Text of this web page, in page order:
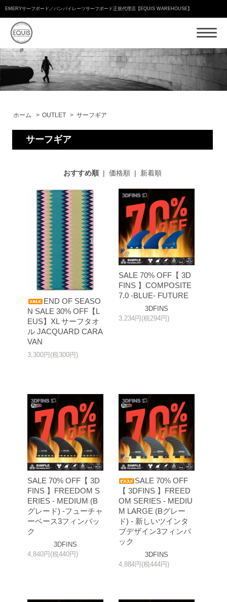
EMERYサーフボード／バンパイレーツサーフボード正規代理店【EQUIS WAREHOUSE】
ホーム > OUTLET > サーフギア
サーフギア
おすすめ順| 価格順| 新着順
END OF SEASO
N SALE 30% OFF【L
EUS】XL サーフタオ
ル JACQUARD CARA
VAN
3,300円(税300円)
SALE 70% OFF【 3D
FINS 】COMPOSITE
7.0 -BLUE- FUTURE
3DFINS
3,234円(税294円)
SALE 70% OFF【 3D
FINS 】FREEDOM S
ERIES - MEDIUM (B
グレード) -フューチャ
ーベース3フィンパッ
ク
3DFINS
4,840円(税440円)
SALE 70% OFF
【 3DFINS 】FREED
OM SERIES - MEDIU
M LARGE (Bグレー
ド) - 新しいツインタ
ブデザイン3フィンパ
ック
3DFINS
4,884円(税444円)